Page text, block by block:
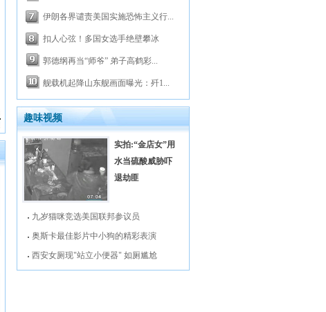
伊朗各界谴责美国实施恐怖主义行...
扣人心弦！多国女选手绝壁攀冰
郭德纲再当“师爷” 弟子高鹤彩...
舰载机起降山东舰画面曝光：歼1...
趣味视频
实拍:“金店女”用
水当硫酸威胁吓
退劫匪
九岁猫咪竞选美国联邦参议员
奥斯卡最佳影片中小狗的精彩表演
西安女厕现"站立小便器" 如厕尴尬